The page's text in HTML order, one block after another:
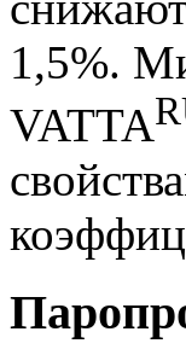
1,5%.
VATTA